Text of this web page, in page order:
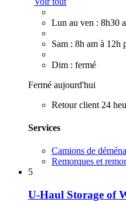
Lun au ven : 8h30
Sam : 8h am à 12h
Dim : fermé
Fermé aujourd'hui
Retour client 24
Services
Camions de
Remorques et
5
U-Haul Storage of